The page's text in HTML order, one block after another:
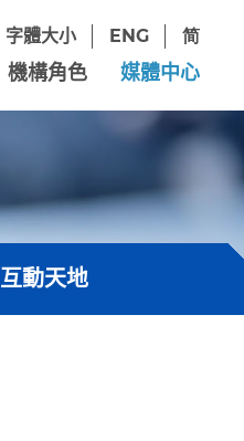
字體大小 ENG 简
機構角色 媒體中心
互動天地